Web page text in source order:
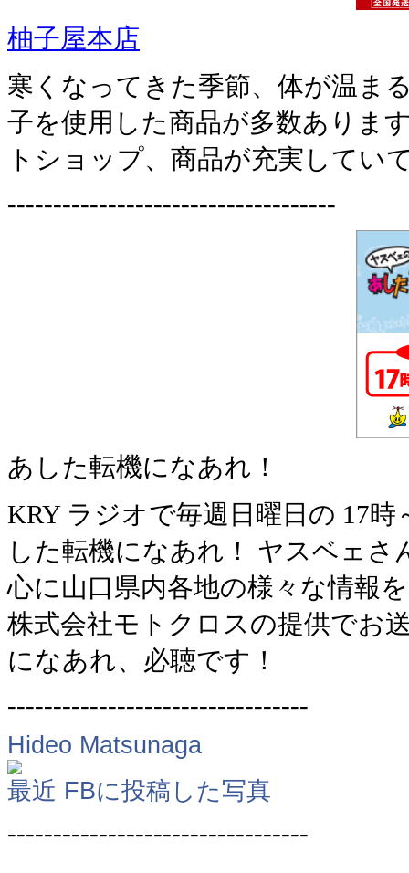
柚子屋本店
寒くなってきた季節、体が温ま
子を使用した商品が多数ありま
トショップ、商品が充実してい
------------------------------------
あした転機になあれ！
KRY ラジオで毎週日曜日の 17
した転機になあれ！ ヤスベェ
心に山口県内各地の様々な情報
株式会社モトクロスの提供でお
になあれ、必聴です！
---------------------------------
Hideo Matsunaga
最近 FBに投稿した写真
---------------------------------